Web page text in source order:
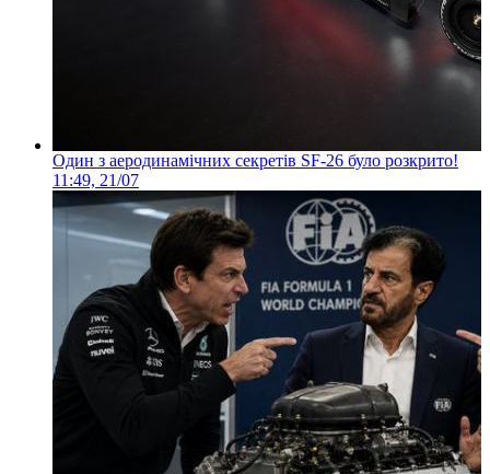
Один з аеродинамічних секретів SF-26 було розкрито!
11:49, 21/07